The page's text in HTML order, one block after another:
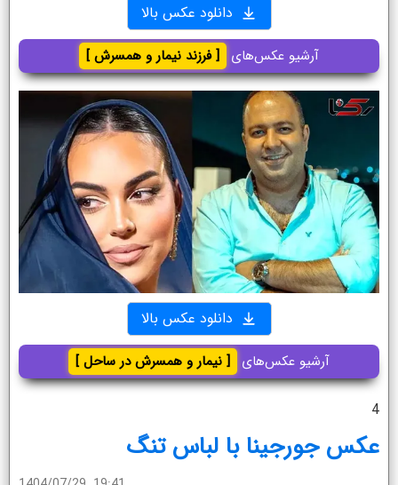
دانلود عکس بالا
آرشیو عکس‌های [ فرزند نیمار و همسرش ]
دانلود عکس بالا
آرشیو عکس‌های [ نیمار و همسرش در ساحل ]
4
عکس جورجینا با لباس تنگ